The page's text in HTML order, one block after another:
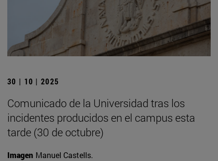
30 | 10 | 2025
Comunicado de la Universidad tras los
incidentes producidos en el campus esta
tarde (30 de octubre)
Imagen Manuel Castells.